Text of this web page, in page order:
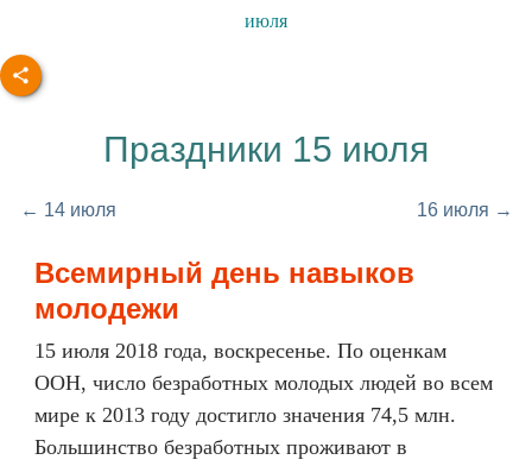
июля
Праздники 15 июля
← 14 июля 16 июля →
Всемирный день навыков
молодежи
15 июля 2018 года, воскресенье. По оценкам
ООН, число безработных молодых людей во всем
мире к 2013 году достигло значения 74,5 млн.
Большинство безработных проживают в